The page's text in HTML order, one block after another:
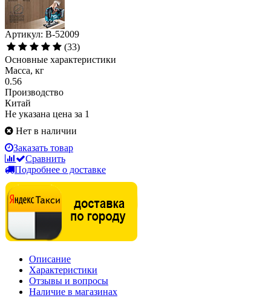
Артикул: B-52009
(33)
Основные характеристики
Масса, кг
0.56
Производство
Китай
Не указана цена за 1
Нет в наличии
Заказать товар
Сравнить
Подробнее о доставке
Описание
Характеристики
Отзывы и вопросы
Наличие в магазинах